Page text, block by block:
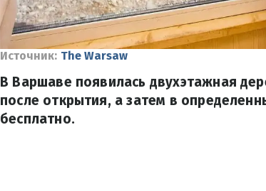
Источник: The Warsaw
В Варшаве появилась двухэтажная
после открытия, а затем в
бесплатно.